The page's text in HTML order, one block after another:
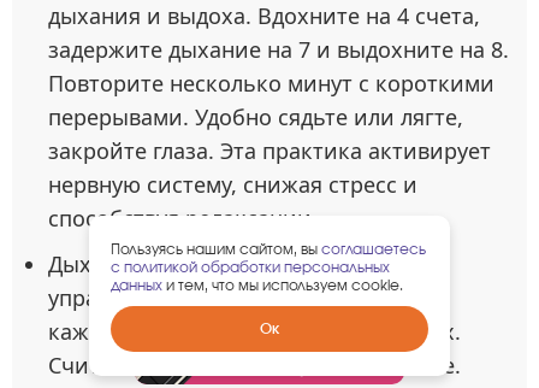
дыхания и выдоха. Вдохните на 4 счета,
задержите дыхание на 7 и выдохните на 8.
Повторите несколько минут с короткими
перерывами. Удобно сядьте или лягте,
закройте глаза. Эта практика активирует
нервную систему, снижая стресс и
способствуя релаксации.
Дыхание квадратом. Это ритмичное
упражнение с пропорцией 4:4:4 для
каждого этапа: вдох, задержка, выдох.
Считайте до четырех на каждом шаге.
Забрать
гарантированный
Пользуясь нашим сайтом, вы соглашаетесь
с политикой обработки персональных
данных и тем, что мы используем cookie.
Ок